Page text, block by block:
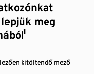
meg
kitöltendő mező